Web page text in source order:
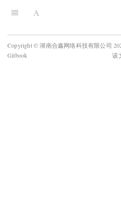
Copyright © 湖南合鑫网络科技有限公司
Gitbook
该